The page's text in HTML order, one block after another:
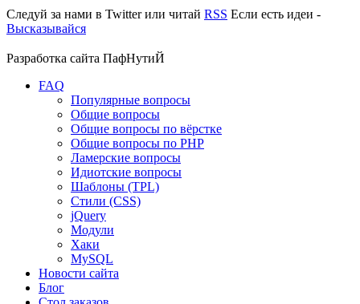
Следуй за нами в Twitterили читай RSS Если есть идеи -
Высказывайся
Разработка сайта ПафНутиЙ
FAQ
Популярные вопросы
Общие вопросы
Общие вопросы по вёрстке
Общие вопросы по PHP
Ламерские вопросы
Идиотские вопросы
Шаблоны (TPL)
Стили (CSS)
jQuery
Модули
Хаки
MySQL
Новости сайта
Блог